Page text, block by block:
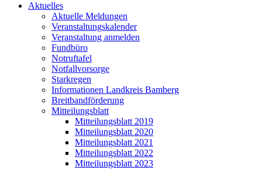
Aktuelles
Aktuelle Meldungen
Veranstaltungskalender
Veranstaltung anmelden
Fundbüro
Notruftafel
Notfallvorsorge
Starkregen
Informationen Landkreis Bamberg
Breitbandförderung
Mitteilungsblatt
Mitteilungsblatt 2019
Mitteilungsblatt 2020
Mitteilungsblatt 2021
Mitteilungsblatt 2022
Mitteilungsblatt 2023